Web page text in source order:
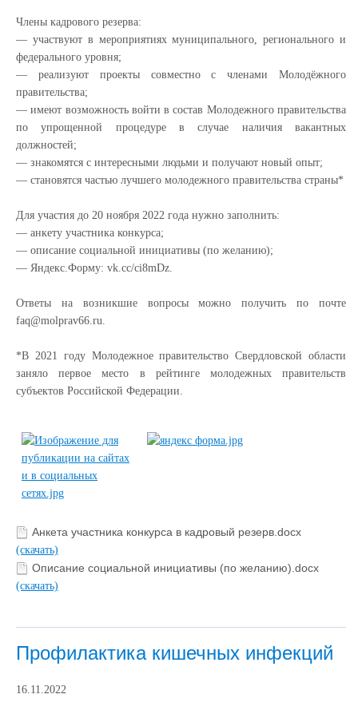
Члены кадрового резерва:
— участвуют в мероприятиях муниципального, регионального и
федерального уровня;
— реализуют проекты совместно с членами Молодёжного
правительства;
—имеют возможность войти в состав Молодежного правительства
по упрощенной процедуре в случае наличия вакантных
должностей;
— знакомятся с интересными людьми и получают новый опыт;
— становятся частью лучшего молодежного правительства страны*
Для участия до 20 ноября 2022 года нужно заполнить:
— анкету участника конкурса;
— описание социальной инициативы (по желанию);
— Яндекс.Форму: vk.cc/ci8mDz.
Ответы на возникшие вопросы можно получить по почте
faq@molprav66.ru.
*В 2021 году Молодежное правительство Свердловской области
заняло первое место в рейтинге молодежных правительств
субъектов Российской Федерации.
Анкета участника конкурса в кадровый резерв.docx
(скачать)
Описание социальной инициативы (по желанию).docx
(скачать)
Профилактика кишечных инфекций
16.11.2022